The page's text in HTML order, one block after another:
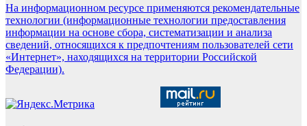
На информационном ресурсе применяются рекомендательные
технологии (информационные технологии предоставления
информации на основе сбора, систематизации и анализа
сведений, относящихся к предпочтениям пользователей сети
«Интернет», находящихся на территории Российской
Федерации).